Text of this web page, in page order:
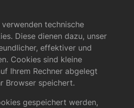
technische
Diese dienen dazu, unser
effektiver und
Cookies sind kleine
Ihrem Rechner abgelegt
Browser speichert.
gespeichert werden,